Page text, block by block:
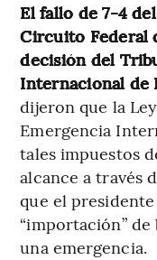
El fallo de 7-4
Circuito Federal
decisión del
Internacional de
dijeron que la
Emergencia
tales impuestos
alcance a través
que el
“importación”
una emergencia.